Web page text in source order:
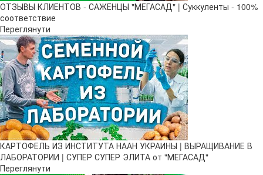
ОТЗЫВЫ КЛИЕНТОВ - САЖЕНЦЫ "МЕГАСАД" | Суккуленты - 100%
соответствие
Переглянути
КАРТОФЕЛЬ ИЗ ИНСТИТУТА НААН УКРАИНЫ | ВЫРАЩИВАНИЕ В
ЛАБОРАТОРИИ | СУПЕР СУПЕР ЭЛИТА от "МЕГАСАД"
Переглянути